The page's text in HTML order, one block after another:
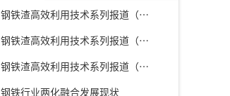
钢铁渣高效利用技术系列报道（一） 室兰钢铁厂用钢渣骨料配制重混凝土的研究
钢铁渣高效利用技术系列报道（二） 鹿岛钢铁厂钢铁渣利用技术的开发
钢铁渣高效利用技术系列报道（五） 八幡厂钢铁渣的利用
钢铁行业两化融合发展现状